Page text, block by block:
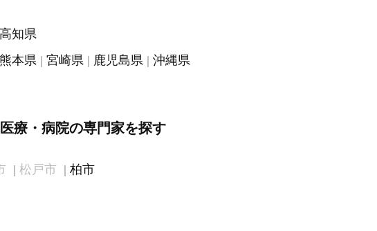
高知県
熊本県 宮崎県 鹿児島県 沖縄県
療・病院の専門家を探す
松戸市 柏市